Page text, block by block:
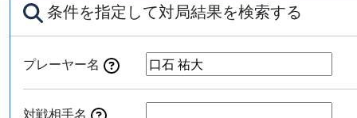
条件を指定して対局結果を検索する
プレーヤー名
対戦相手名